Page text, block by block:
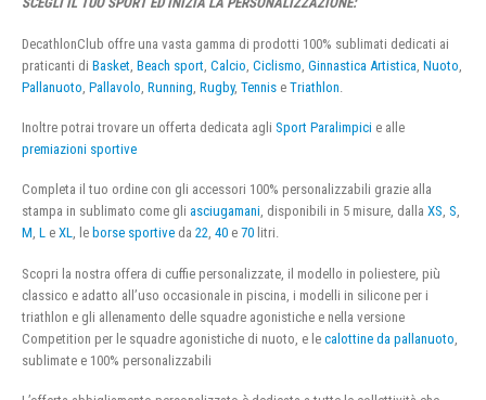
DecathlonClub offre una vasta gamma di prodotti 100% sublimati dedicati ai
praticanti di Basket Beach sport Calcio Ciclismo Ginnastica Artistica Nuoto
Pallanuoto Pallavolo Running Rugby, Tennis e Triathlon
Inoltre potrai trovare un offerta dedicata agli Sport Paralimpici e alle
premiazioni sportive
Completa il tuo ordine con gli accessori 100% personalizzabili grazie alla
stampa in sublimato come gli asciugamani, disponibili in 5 misure, dalla XS, S,
M, L e XL, le borse sportive da 22, 40 e 70 litri.
Scopri la nostra offera di cuffie personalizzate, il modello in poliestere, più
classico e adatto all’uso occasionale in piscina, i modelli in silicone per i
triathlon e gli allenamento delle squadre agonistiche e nella versione
Competition per le squadre agonistiche di nuoto, e le calottine da pallanuoto
sublimate e 100% personalizzabili